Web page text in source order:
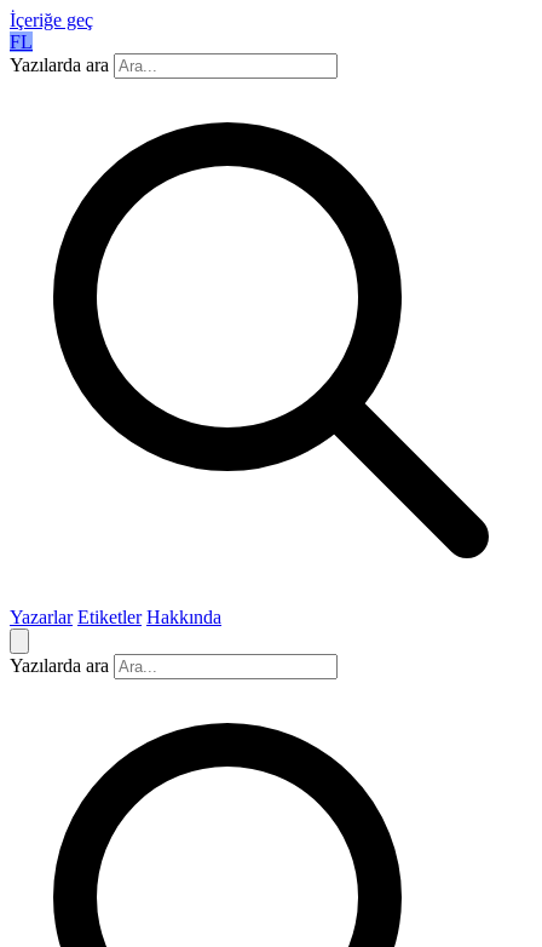
İçeriğe geç
FL
Yazılarda ara
Yazarlar Etiketler Hakkında
Yazılarda ara